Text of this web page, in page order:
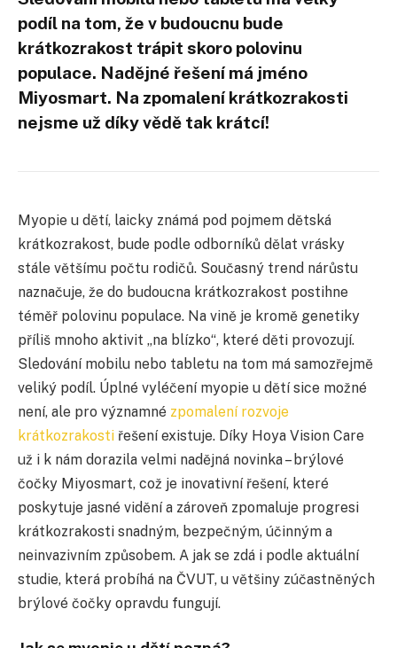
podíl na tom, že v budoucnu bude
krátkozrakost trápit skoro polovinu
populace. Nadějné řešení má jméno
Miyosmart. Na zpomalení krátkozrakosti
nejsme už díky vědě tak krátcí!
Myopie u dětí, laicky známá pod pojmem dětská
krátkozrakost, bude podle odborníků dělat vrásky
stále většímu počtu rodičů. Současný trend nárůstu
naznačuje, že do budoucna krátkozrakost postihne
téměř polovinu populace. Na vině je kromě genetiky
příliš mnoho aktivit „na blízko“, které děti provozují.
Sledování mobilu nebo tabletu na tom má samozřejmě
veliký podíl. Úplné vyléčení myopie u dětí sice možné
není, ale pro významné zpomalení rozvoje
krátkozrakosti řešení existuje. Díky Hoya Vision Care
už i k nám dorazila velmi nadějná novinka – brýlové
čočky Miyosmart, což je inovativní řešení, které
poskytuje jasné vidění a zároveň zpomaluje progresi
krátkozrakosti snadným, bezpečným, účinným a
neinvazivním způsobem. A jak se zdá i podle aktuální
studie, která probíhá na ČVUT, u většiny zúčastněných
brýlové čočky opravdu fungují.